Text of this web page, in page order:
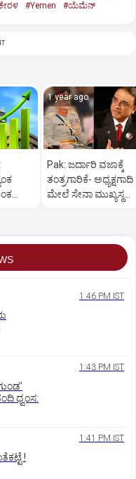
#Yemen #ಯೆಮೆನ್‌
1 year ago
Pak: ಜರ್ದಾರಿ ವಜಾಕ್ಕೆ
ತಂತ್ರಗಾರಿಕೆ- ಅಧ್ಯಕ್ಷಗಾದಿ
ಮೇಲೆ ಸೇನಾ ಮುಖ್ಯಸ್ಥ
1:46 PM IST
1:43 PM IST
ಧ್ವಂಸ:
1:41 PM IST
!